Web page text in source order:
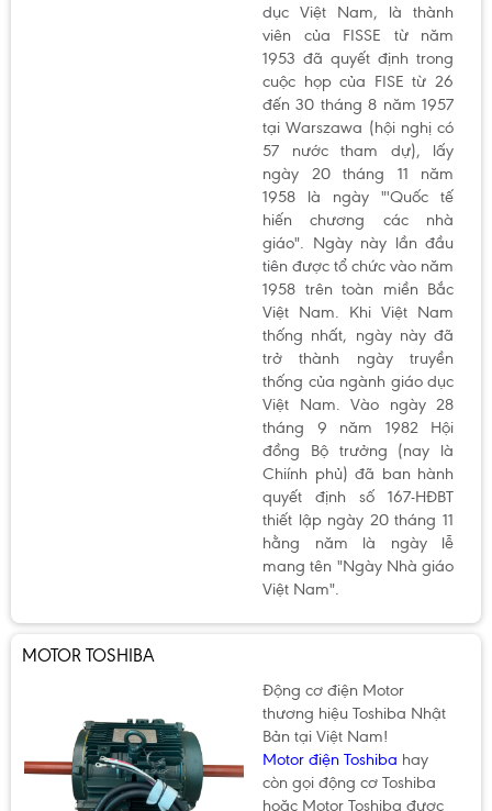
dục Việt Nam, là thành
viên của FISSE từ năm
1953 đã quyết định trong
cuộc họp của FISE từ 26
đến 30 tháng 8 năm 1957
tại Warszawa (hội nghị có
57 nước tham dự), lấy
ngày 20 tháng 11 năm
1958 là ngày "'Quốc tế
hiến chương các nhà
giáo". Ngày này lần đầu
tiên được tổ chức vào năm
1958 trên toàn miền Bắc
Việt Nam. Khi Việt Nam
thống nhất, ngày này đã
trở thành ngày truyền
thống của ngành giáo dục
Việt Nam. Vào ngày 28
tháng 9 năm 1982 Hội
đồng Bộ trưởng (nay là
Chiính phủ) đã ban hành
quyết định số 167-HĐBT
thiết lập ngày 20 tháng 11
hằng năm là ngày lễ
mang tên "Ngày Nhà giáo
Việt Nam".
MOTOR TOSHIBA
Động cơ điện Motor
thương hiệu Toshiba Nhật
Bản tại Việt Nam!
Motor điện Toshiba hay
còn gọi động cơ Toshiba
hoặc Motor Toshiba được